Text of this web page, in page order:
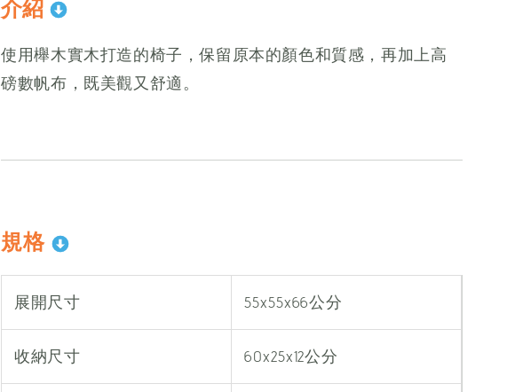
介紹
使用櫸木實木打造的椅子，保留原本的顏色和質感，再加上高
磅數帆布，既美觀又舒適。
規格
展開尺寸 55x55x66公分
收納尺寸 60x25x12公分